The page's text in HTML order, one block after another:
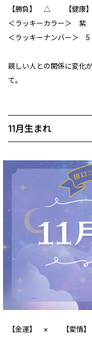
【勝負】 △ 【健康
＜ラッキーカラー＞ 紫
＜ラッキーナンバー＞ 5
親しい人との関係に変化
て。
11月生まれ
【金運】 × 【愛情